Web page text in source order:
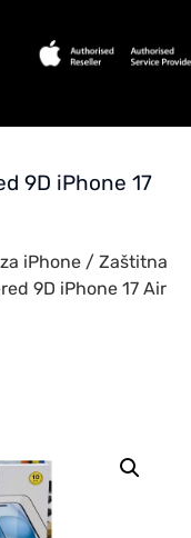
9D iPhone 17
iPhone / Zaštitna
9D iPhone 17 Air